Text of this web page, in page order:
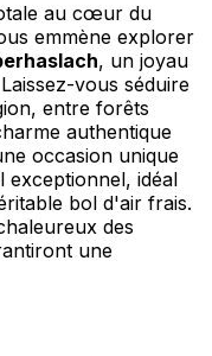
au cœur du
emmène explorer
, un joyau
vous séduire
entre forêts
authentique
occasion unique
idéal
bol d'air frais.
des
une